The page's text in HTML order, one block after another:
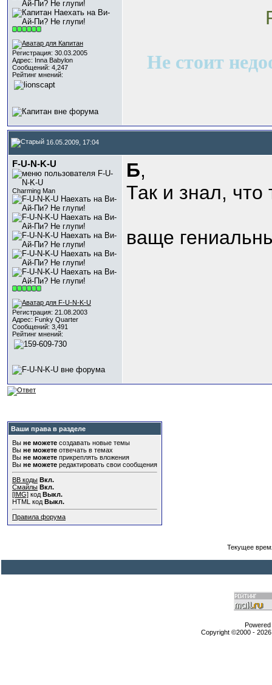
Регистрация: 30.03.2005
Адрес: Inna Babylon
Сообщений: 4,247
Рейтинг мнений:
Не стоит
16.05.2009, 17:04
F-U-N-K-U
Charming Man
Регистрация: 21.08.2003
Адрес: Funky Quarter
Сообщений: 3,491
Рейтинг мнений:
Б,
Так и знал,
ваще
Ваши права в разделе
Вы не можете создавать новые темы
Вы не можете отвечать в темах
Вы не можете прикреплять вложения
Вы не можете редактировать свои сообщения
BB коды Вкл.
Смайлы Вкл.
[IMG] код Выкл.
HTML код Выкл.
Правила форума
Текущее
Copyright ©2000 -